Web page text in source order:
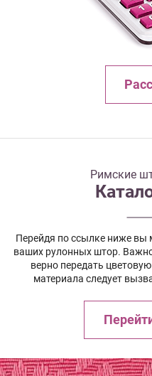
Римские
Перейдя по ссылке ниже вы
ваших рулонных штор.
верно передать
материала следует